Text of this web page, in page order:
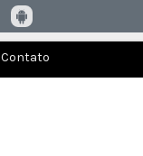
Contato